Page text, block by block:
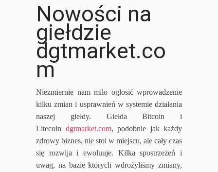
Nowości na
giełdzie
dgtmarket.co
m
Niezmiernie nam miło ogłosić wprowadzenie
kilku zmian i usprawnień w systemie działania
naszej giełdy. Giełda Bitcoin i
Litecoin dgtmarket.com, podobnie jak każdy
zdrowy biznes, nie stoi w miejscu, ale cały czas
się rozwija i ewoluuje. Kilka spostrzeżeń i
uwag, na bazie których wdrożyliśmy zmiany,